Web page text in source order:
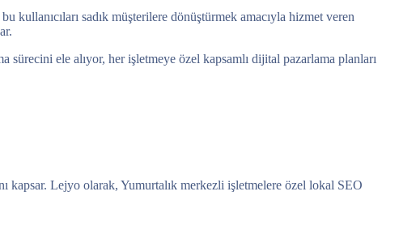
kullanıcıları sadık müşterilere dönüştürmek amacıyla hizmet veren
ele alıyor, her işletmeye özel kapsamlı dijital pazarlama planları
kapsar. Lejyo olarak, Yumurtalık merkezli işletmelere özel lokal SEO